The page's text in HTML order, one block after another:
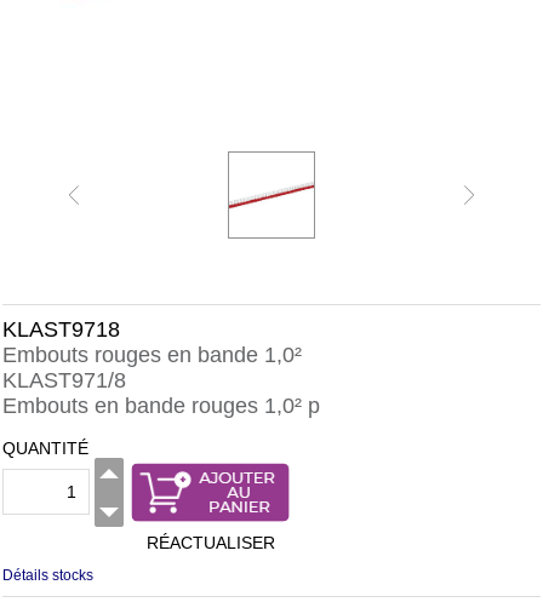
KLAST9718
Embouts rouges en bande 1,0²
KLAST971/8
Embouts en bande rouges 1,0² p
QUANTITÉ
RÉACTUALISER
Détails stocks